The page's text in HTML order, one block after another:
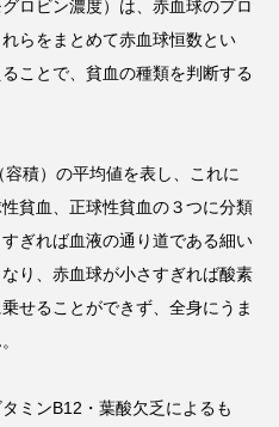
ロビン濃度）は、赤血球のプロ
らをまとめて赤血球恒数とい
ことで、貧血の種類を判断する
積）の平均値を表し、これに
貧血、正球性貧血の３つに分類
ぎれば血液の通り道である細い
り、赤血球が小さすぎれば酸素
せることができず、全身にうま
ミンB12・葉酸欠乏によるも